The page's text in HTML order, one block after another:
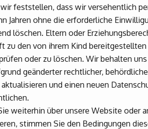
feststellen, dass wir versehentlich
Jahren ohne die erforderliche
löschen. Eltern oder
zu den von ihrem Kind
oder zu löschen. Wir behalten
geänderter rechtlicher,
und einen neuen
weiterhin über unsere Website oder
stimmen Sie den Bedingungen